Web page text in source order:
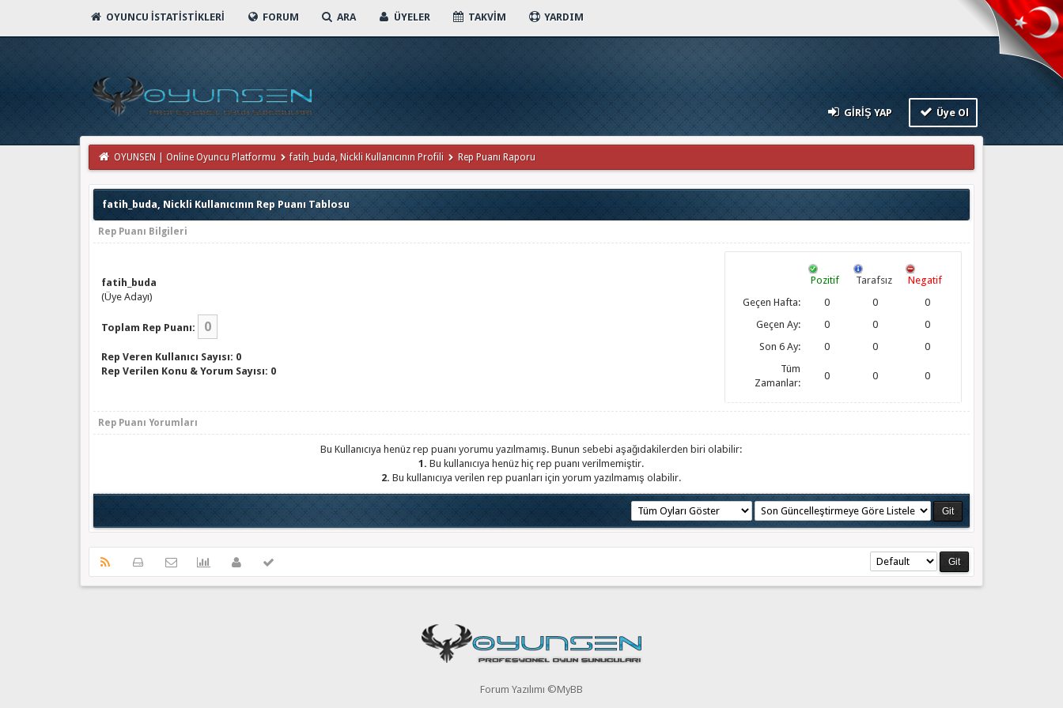
OYUNCU İSTATISTIKLERI FORUM ARA ÜYELER TAKVIM YARDIM
GIRIŞ YAP Üye Ol
OYUNSEN | Online Oyuncu Platformu fatih_buda, Nickli Kullanıcının Profili Rep Puanı Raporu
fatih_buda, Nickli Kullanıcının Rep Puanı Tablosu
Rep Puanı Bilgileri
fatih_buda
(Üye Adayı)
Toplam Rep Puanı: 0
Rep Veren Kullanıcı Sayısı: 0
Rep Verilen Konu & Yorum Sayısı: 0
Pozitif Tarafsız
Negatif
Geçen Hafta:
0 0
0
Geçen Ay:
0 0
0
Son 6 Ay:
0 0
0
Tüm
Zamanlar:
0 0 0
Rep Puanı Yorumları
Bu Kullanıcıya henüz rep puanı yorumu yazılmamış. Bunun sebebi aşağıdakilerden biri olabilir:
1. Bu kullanıcıya henüz hiç rep puanı verilmemiştir.
2. Bu kullanıcıya verilen rep puanları için yorum yazılmamış olabilir.
Forum Yazılımı ©MyBB